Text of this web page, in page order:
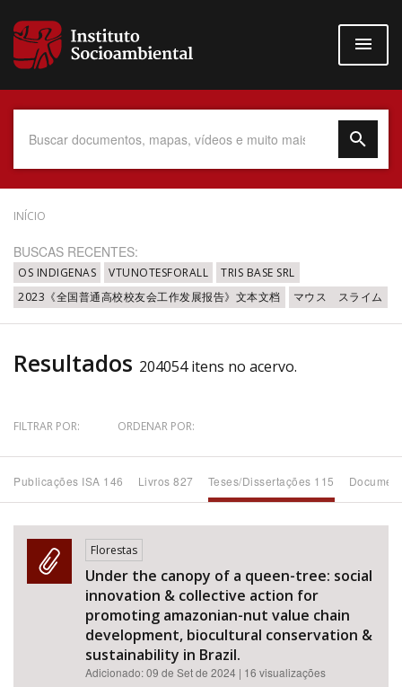
para
conteúdo
Data do Documento
Até
Tema
Subtema
Área de Levantamento
Área Protegida
INÍCIO
BUSCAS RECENTES:
OS INDIGENAS VTUNOTESFORALL
TRIS BASE SRL
2023《全国普通高校校友会工作发展报告》文本文档
マウス スライム
Resultados 204054 itens no acervo.
FILTRAR POR: ORDENAR POR:
Publicações ISA 146 Livros 827 Teses/Dissertações 115
Florestas
Under the canopy of a queen-tree: social
innovation & collective action for
promoting amazonian-nut value chain
development, biocultural conservation &
sustainability in Brazil.
Adicionado:09 de Set de 2024 | 16 visualizações